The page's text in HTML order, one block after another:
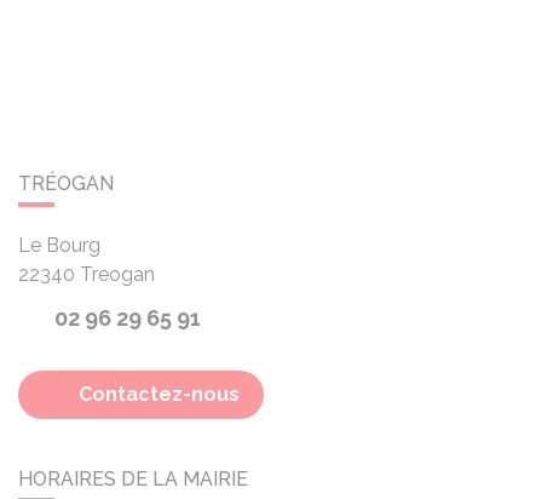
TRÉOGAN
Le Bourg
22340 Treogan
02 96 29 65 91
Contactez-nous
HORAIRES DE LA MAIRIE